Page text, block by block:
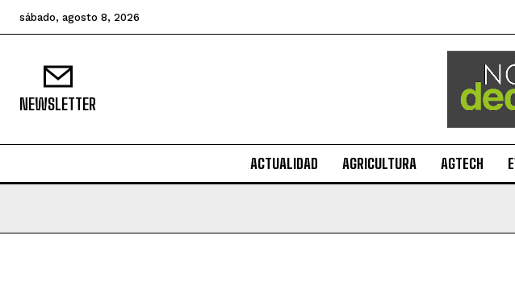
sábado, agosto 8, 2026
NEWSLETTER
ACTUALIDAD AGRICULTURA AGTECH